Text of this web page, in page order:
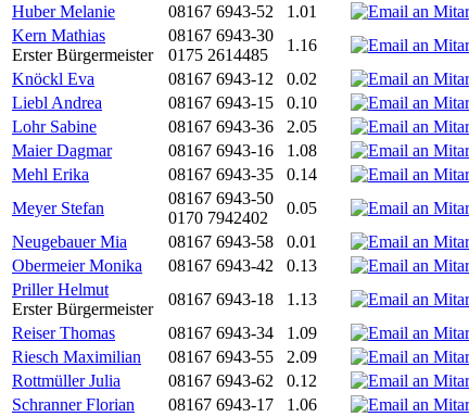
Huber Melanie
08167 6943-52 1.01
Kern Mathias
Erster Bürgermeister
08167 6943-30
0175 2614485
1.16
Knöckl Eva
08167 6943-12 0.02
Liebl Andrea
08167 6943-15 0.10
Lohr Sabine
08167 6943-36 2.05
Maier Dagmar
08167 6943-16 1.08
Mehl Erika
08167 6943-35 0.14
Meyer Stefan
08167 6943-50
0170 7942402
0.05
Neugebauer Mia
08167 6943-58 0.01
Obermeier Monika
08167 6943-42 0.13
Priller Helmut
Erster Bürgermeister
08167 6943-18 1.13
Reiser Thomas
08167 6943-34 1.09
Riesch Maximilian
08167 6943-55 2.09
Rottmüller Julia
08167 6943-62 0.12
Schranner Florian
08167 6943-17 1.06